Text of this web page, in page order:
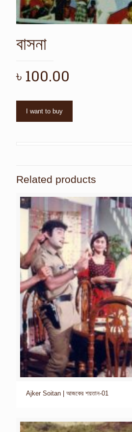
বাসনা
৳ 100.00
I want to buy
Related products
Ajker Soitan | আজকের শয়তান-01